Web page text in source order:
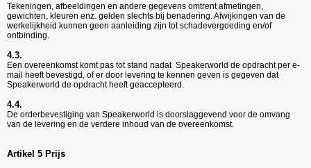
Tekeningen, afbeeldingen en andere gegevens omtrent afmetingen,
gewichten, kleuren enz. gelden slechts bij benadering. Afwijkingen van de
werkelijkheid kunnen geen aanleiding zijn tot schadevergoeding en/of
ontbinding.
4.3.
Een overeenkomst komt pas tot stand nadat Speakerworld de opdracht per e-
mail heeft bevestigd, of er door levering te kennen geven is gegeven dat
Speakerworld de opdracht heeft geaccepteerd.
4.4.
De orderbevestiging van Speakerworld is doorslaggevend voor de omvang
van de levering en de verdere inhoud van de overeenkomst.
Artikel 5 Prijs